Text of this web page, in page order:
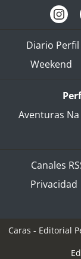
Diario Perfil
Weekend
Aventuras
Canales
Privacidad
Caras - Editorial